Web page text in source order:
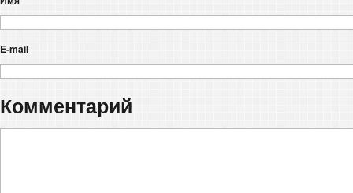
E-mail
Комментарий